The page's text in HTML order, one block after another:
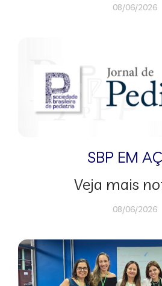
08/06/2026
SBP EM
Veja mais
08/06/2026